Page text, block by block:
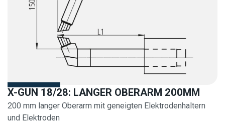
X-GUN 18/28: LANGER OBERARM 200MM
200 mm langer Oberarm mit geneigten Elektrodenhaltern
und Elektroden